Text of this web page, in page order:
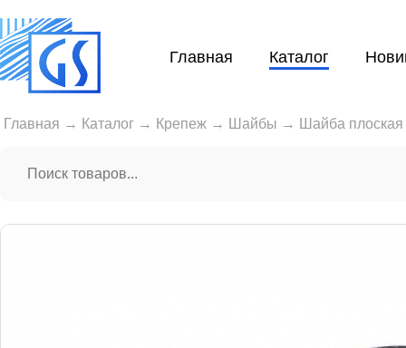
Главная Каталог
Главная → Каталог → Крепеж → Шайбы → Шайба